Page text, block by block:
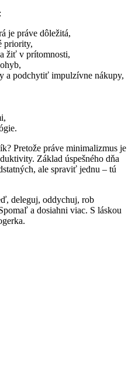
je práve dôležitá,
priority,
žiť v prítomnosti,
a podchytiť impulzívne nákupy,
Pretože práve minimalizmus je
Základ úspešného dňa
ale spraviť jednu – tú
deleguj, oddychuj, rob
a dosiahni viac. S láskou